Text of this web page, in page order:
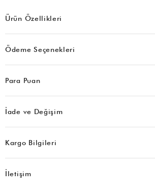
Ürün Özellikleri
Ödeme Seçenekleri
Para Puan
İade ve Değişim
Kargo Bilgileri
İletişim